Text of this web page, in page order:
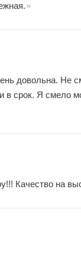
довольна. Не
срок. Я смело
Качество на